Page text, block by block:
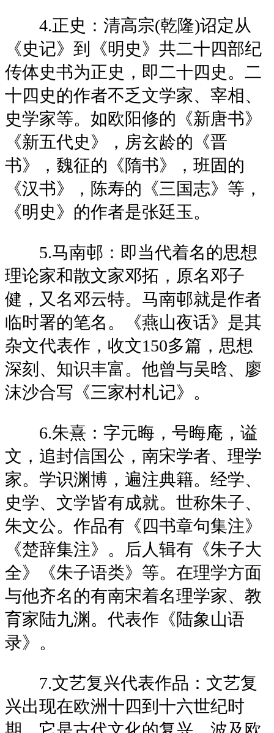
4.正史：清高宗(乾隆)诏定从
《史记》到《明史》共二十四部纪
传体史书为正史，即二十四史。二
十四史的作者不乏文学家、宰相、
史学家等。如欧阳修的《新唐书》
《新五代史》，房玄龄的《晋
书》，魏征的《隋书》，班固的
《汉书》，陈寿的《三国志》等，
《明史》的作者是张廷玉。
5.马南邨：即当代着名的思想
理论家和散文家邓拓，原名邓子
健，又名邓云特。马南邨就是作者
临时署的笔名。《燕山夜话》是其
杂文代表作，收文150多篇，思想
深刻、知识丰富。他曾与吴晗、廖
沫沙合写《三家村札记》。
6.朱熹：字元晦，号晦庵，谥
文，追封信国公，南宋学者、理学
家。学识渊博，遍注典籍。经学、
史学、文学皆有成就。世称朱子、
朱文公。作品有《四书章句集注》
《楚辞集注》。后人辑有《朱子大
全》《朱子语类》等。在理学方面
与他齐名的有南宋着名理学家、教
育家陆九渊。代表作《陆象山语
录》。
7.文艺复兴代表作品：文艺复
兴出现在欧洲十四到十六世纪时